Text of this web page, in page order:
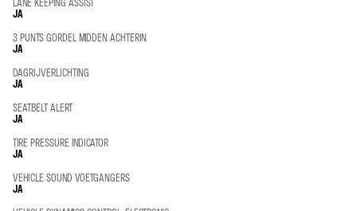
JA
3 PUNTS GORDEL MIDDEN ACHTERIN
JA
DAGRIJVERLICHTING
JA
SEATBELT ALERT
JA
TIRE PRESSURE INDICATOR
JA
VEHICLE SOUND VOETGANGERS
JA